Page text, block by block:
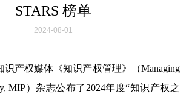
STARS 榜单
2024-08-01
识产权媒体《知识产权管理》（Managing
MIP）杂志公布了2024年度“知识产权之